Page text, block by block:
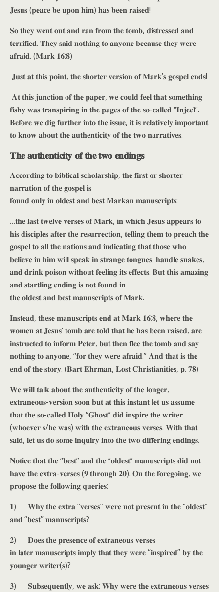
𝐉𝐞𝐬𝐮𝐬 (𝐩𝐞𝐚𝐜𝐞 𝐛𝐞 𝐮𝐩𝐨𝐧 𝐡𝐢𝐦) 𝐡𝐚𝐬 𝐛𝐞𝐞𝐧 𝐫𝐚𝐢𝐬𝐞𝐝!
𝐒𝐨 𝐭𝐡𝐞𝐲 𝐰𝐞𝐧𝐭 𝐨𝐮𝐭 𝐚𝐧𝐝 𝐫𝐚𝐧 𝐟𝐫𝐨𝐦 𝐭𝐡𝐞 𝐭𝐨𝐦𝐛, 𝐝𝐢𝐬𝐭𝐫𝐞𝐬𝐬𝐞𝐝 𝐚𝐧𝐝
𝐭𝐞𝐫𝐫𝐢𝐟𝐢𝐞𝐝. 𝐓𝐡𝐞𝐲 𝐬𝐚𝐢𝐝 𝐧𝐨𝐭𝐡𝐢𝐧𝐠 𝐭𝐨 𝐚𝐧𝐲𝐨𝐧𝐞 𝐛𝐞𝐜𝐚𝐮𝐬𝐞 𝐭𝐡𝐞𝐲 𝐰𝐞𝐫𝐞
𝐚𝐟𝐫𝐚𝐢𝐝. (𝐌𝐚𝐫𝐤 𝟏𝟔:𝟖)
𝐉𝐮𝐬𝐭 𝐚𝐭 𝐭𝐡𝐢𝐬 𝐩𝐨𝐢𝐧𝐭, 𝐭𝐡𝐞 𝐬𝐡𝐨𝐫𝐭𝐞𝐫 𝐯𝐞𝐫𝐬𝐢𝐨𝐧 𝐨𝐟 𝐌𝐚𝐫𝐤’𝐬 𝐠𝐨𝐬𝐩𝐞𝐥 𝐞𝐧𝐝𝐬!
𝐀𝐭 𝐭𝐡𝐢𝐬 𝐣𝐮𝐧𝐜𝐭𝐢𝐨𝐧 𝐨𝐟 𝐭𝐡𝐞 𝐩𝐚𝐩𝐞𝐫, 𝐰𝐞 𝐜𝐨𝐮𝐥𝐝 𝐟𝐞𝐞𝐥 𝐭𝐡𝐚𝐭 𝐬𝐨𝐦𝐞𝐭𝐡𝐢𝐧𝐠
𝐟𝐢𝐬𝐡𝐲 𝐰𝐚𝐬 𝐭𝐫𝐚𝐧𝐬𝐩𝐢𝐫𝐢𝐧𝐠 𝐢𝐧 𝐭𝐡𝐞 𝐩𝐚𝐠𝐞𝐬 𝐨𝐟 𝐭𝐡𝐞 𝐬𝐨-𝐜𝐚𝐥𝐥𝐞𝐝 “𝐈𝐧𝐣𝐞𝐞𝐥”.
𝐁𝐞𝐟𝐨𝐫𝐞 𝐰𝐞 𝐝𝐢𝐠 𝐟𝐮𝐫𝐭𝐡𝐞𝐫 𝐢𝐧𝐭𝐨 𝐭𝐡𝐞 𝐢𝐬𝐬𝐮𝐞, 𝐢𝐭 𝐢𝐬 𝐫𝐞𝐥𝐚𝐭𝐢𝐯𝐞𝐥𝐲 𝐢𝐦𝐩𝐨𝐫𝐭𝐚𝐧𝐭
𝐭𝐨 𝐤𝐧𝐨𝐰 𝐚𝐛𝐨𝐮𝐭 𝐭𝐡𝐞 𝐚𝐮𝐭𝐡𝐞𝐧𝐭𝐢𝐜𝐢𝐭𝐲 𝐨𝐟 𝐭𝐡𝐞 𝐭𝐰𝐨 𝐧𝐚𝐫𝐫𝐚𝐭𝐢𝐯𝐞𝐬.
𝐓𝐡𝐞 𝐚𝐮𝐭𝐡𝐞𝐧𝐭𝐢𝐜𝐢𝐭𝐲 𝐨𝐟 𝐭𝐡𝐞 𝐭𝐰𝐨 𝐞𝐧𝐝𝐢𝐧𝐠𝐬
𝐀𝐜𝐜𝐨𝐫𝐝𝐢𝐧𝐠 𝐭𝐨 𝐛𝐢𝐛𝐥𝐢𝐜𝐚𝐥 𝐬𝐜𝐡𝐨𝐥𝐚𝐫𝐬𝐡𝐢𝐩, 𝐭𝐡𝐞 𝐟𝐢𝐫𝐬𝐭 𝐨𝐫 𝐬𝐡𝐨𝐫𝐭𝐞𝐫
𝐧𝐚𝐫𝐫𝐚𝐭𝐢𝐨𝐧 𝐨𝐟 𝐭𝐡𝐞 𝐠𝐨𝐬𝐩𝐞𝐥 𝐢𝐬
𝐟𝐨𝐮𝐧𝐝 𝐨𝐧𝐥𝐲 𝐢𝐧 𝐨𝐥𝐝𝐞𝐬𝐭 𝐚𝐧𝐝 𝐛𝐞𝐬𝐭 𝐌𝐚𝐫𝐤𝐚𝐧 𝐦𝐚𝐧𝐮𝐬𝐜𝐫𝐢𝐩𝐭𝐬:
…𝐭𝐡𝐞 𝐥𝐚𝐬𝐭 𝐭𝐰𝐞𝐥𝐯𝐞 𝐯𝐞𝐫𝐬𝐞𝐬 𝐨𝐟 𝐌𝐚𝐫𝐤, 𝐢𝐧 𝐰𝐡𝐢𝐜𝐡 𝐉𝐞𝐬𝐮𝐬 𝐚𝐩𝐩𝐞𝐚𝐫𝐬 𝐭𝐨
𝐡𝐢𝐬 𝐝𝐢𝐬𝐜𝐢𝐩𝐥𝐞𝐬 𝐚𝐟𝐭𝐞𝐫 𝐭𝐡𝐞 𝐫𝐞𝐬𝐮𝐫𝐫𝐞𝐜𝐭𝐢𝐨𝐧, 𝐭𝐞𝐥𝐥𝐢𝐧𝐠 𝐭𝐡𝐞𝐦 𝐭𝐨 𝐩𝐫𝐞𝐚𝐜𝐡 𝐭𝐡𝐞
𝐠𝐨𝐬𝐩𝐞𝐥 𝐭𝐨 𝐚𝐥𝐥 𝐭𝐡𝐞 𝐧𝐚𝐭𝐢𝐨𝐧𝐬 𝐚𝐧𝐝 𝐢𝐧𝐝𝐢𝐜𝐚𝐭𝐢𝐧𝐠 𝐭𝐡𝐚𝐭 𝐭𝐡𝐨𝐬𝐞 𝐰𝐡𝐨
𝐛𝐞𝐥𝐢𝐞𝐯𝐞 𝐢𝐧 𝐡𝐢𝐦 𝐰𝐢𝐥𝐥 𝐬𝐩𝐞𝐚𝐤 𝐢𝐧 𝐬𝐭𝐫𝐚𝐧𝐠𝐞 𝐭𝐨𝐧𝐠𝐮𝐞𝐬, 𝐡𝐚𝐧𝐝𝐥𝐞 𝐬𝐧𝐚𝐤𝐞𝐬,
𝐚𝐧𝐝 𝐝𝐫𝐢𝐧𝐤 𝐩𝐨𝐢𝐬𝐨𝐧 𝐰𝐢𝐭𝐡𝐨𝐮𝐭 𝐟𝐞𝐞𝐥𝐢𝐧𝐠 𝐢𝐭𝐬 𝐞𝐟𝐟𝐞𝐜𝐭𝐬. 𝐁𝐮𝐭 𝐭𝐡𝐢𝐬 𝐚𝐦𝐚𝐳𝐢𝐧𝐠
𝐚𝐧𝐝 𝐬𝐭𝐚𝐫𝐭𝐥𝐢𝐧𝐠 𝐞𝐧𝐝𝐢𝐧𝐠 𝐢𝐬 𝐧𝐨𝐭 𝐟𝐨𝐮𝐧𝐝 𝐢𝐧
𝐭𝐡𝐞 𝐨𝐥𝐝𝐞𝐬𝐭 𝐚𝐧𝐝 𝐛𝐞𝐬𝐭 𝐦𝐚𝐧𝐮𝐬𝐜𝐫𝐢𝐩𝐭𝐬 𝐨𝐟 𝐌𝐚𝐫𝐤.
𝐈𝐧𝐬𝐭𝐞𝐚𝐝, 𝐭𝐡𝐞𝐬𝐞 𝐦𝐚𝐧𝐮𝐬𝐜𝐫𝐢𝐩𝐭𝐬 𝐞𝐧𝐝 𝐚𝐭 𝐌𝐚𝐫𝐤 𝟏𝟔:𝟖, 𝐰𝐡𝐞𝐫𝐞 𝐭𝐡𝐞
𝐰𝐨𝐦𝐞𝐧 𝐚𝐭 𝐉𝐞𝐬𝐮𝐬’ 𝐭𝐨𝐦𝐛 𝐚𝐫𝐞 𝐭𝐨𝐥𝐝 𝐭𝐡𝐚𝐭 𝐡𝐞 𝐡𝐚𝐬 𝐛𝐞𝐞𝐧 𝐫𝐚𝐢𝐬𝐞𝐝, 𝐚𝐫𝐞
𝐢𝐧𝐬𝐭𝐫𝐮𝐜𝐭𝐞𝐝 𝐭𝐨 𝐢𝐧𝐟𝐨𝐫𝐦 𝐏𝐞𝐭𝐞𝐫, 𝐛𝐮𝐭 𝐭𝐡𝐞𝐧 𝐟𝐥𝐞𝐞 𝐭𝐡𝐞 𝐭𝐨𝐦𝐛 𝐚𝐧𝐝 𝐬𝐚𝐲
𝐧𝐨𝐭𝐡𝐢𝐧𝐠 𝐭𝐨 𝐚𝐧𝐲𝐨𝐧𝐞, “𝐟𝐨𝐫 𝐭𝐡𝐞𝐲 𝐰𝐞𝐫𝐞 𝐚𝐟𝐫𝐚𝐢𝐝.” 𝐀𝐧𝐝 𝐭𝐡𝐚𝐭 𝐢𝐬 𝐭𝐡𝐞
𝐞𝐧𝐝 𝐨𝐟 𝐭𝐡𝐞 𝐬𝐭𝐨𝐫𝐲. (𝐁𝐚𝐫𝐭 𝐄𝐡𝐫𝐦𝐚𝐧, 𝐋𝐨𝐬𝐭 𝐂𝐡𝐫𝐢𝐬𝐭𝐢𝐚𝐧𝐢𝐭𝐢𝐞𝐬, 𝐩. 𝟕𝟖)
𝐖𝐞 𝐰𝐢𝐥𝐥 𝐭𝐚𝐥𝐤 𝐚𝐛𝐨𝐮𝐭 𝐭𝐡𝐞 𝐚𝐮𝐭𝐡𝐞𝐧𝐭𝐢𝐜𝐢𝐭𝐲 𝐨𝐟 𝐭𝐡𝐞 𝐥𝐨𝐧𝐠𝐞𝐫,
𝐞𝐱𝐭𝐫𝐚𝐧𝐞𝐨𝐮𝐬-𝐯𝐞𝐫𝐬𝐢𝐨𝐧 𝐬𝐨𝐨𝐧 𝐛𝐮𝐭 𝐚𝐭 𝐭𝐡𝐢𝐬 𝐢𝐧𝐬𝐭𝐚𝐧𝐭 𝐥𝐞𝐭 𝐮𝐬 𝐚𝐬𝐬𝐮𝐦𝐞
𝐭𝐡𝐚𝐭 𝐭𝐡𝐞 𝐬𝐨-𝐜𝐚𝐥𝐥𝐞𝐝 𝐇𝐨𝐥𝐲 “𝐆𝐡𝐨𝐬𝐭” 𝐝𝐢𝐝 𝐢𝐧𝐬𝐩𝐢𝐫𝐞 𝐭𝐡𝐞 𝐰𝐫𝐢𝐭𝐞𝐫
(𝐰𝐡𝐨𝐞𝐯𝐞𝐫 𝐬/𝐡𝐞 𝐰𝐚𝐬) 𝐰𝐢𝐭𝐡 𝐭𝐡𝐞 𝐞𝐱𝐭𝐫𝐚𝐧𝐞𝐨𝐮𝐬 𝐯𝐞𝐫𝐬𝐞𝐬. 𝐖𝐢𝐭𝐡 𝐭𝐡𝐚𝐭
𝐬𝐚𝐢𝐝, 𝐥𝐞𝐭 𝐮𝐬 𝐝𝐨 𝐬𝐨𝐦𝐞 𝐢𝐧𝐪𝐮𝐢𝐫𝐲 𝐢𝐧𝐭𝐨 𝐭𝐡𝐞 𝐭𝐰𝐨 𝐝𝐢𝐟𝐟𝐞𝐫𝐢𝐧𝐠 𝐞𝐧𝐝𝐢𝐧𝐠𝐬.
𝐍𝐨𝐭𝐢𝐜𝐞 𝐭𝐡𝐚𝐭 𝐭𝐡𝐞 “𝐛𝐞𝐬𝐭” 𝐚𝐧𝐝 𝐭𝐡𝐞 “𝐨𝐥𝐝𝐞𝐬𝐭” 𝐦𝐚𝐧𝐮𝐬𝐜𝐫𝐢𝐩𝐭𝐬 𝐝𝐢𝐝 𝐧𝐨𝐭
𝐡𝐚𝐯𝐞 𝐭𝐡𝐞 𝐞𝐱𝐭𝐫𝐚-𝐯𝐞𝐫𝐬𝐞𝐬 (𝟗 𝐭𝐡𝐫𝐨𝐮𝐠𝐡 𝟐𝟎). 𝐎𝐧 𝐭𝐡𝐞 𝐟𝐨𝐫𝐞𝐠𝐨𝐢𝐧𝐠, 𝐰𝐞
𝐩𝐫𝐨𝐩𝐨𝐬𝐞 𝐭𝐡𝐞 𝐟𝐨𝐥𝐥𝐨𝐰𝐢𝐧𝐠 𝐪𝐮𝐞𝐫𝐢𝐞𝐬:
𝟏) 𝐖𝐡𝐲 𝐭𝐡𝐞 𝐞𝐱𝐭𝐫𝐚 “𝐯𝐞𝐫𝐬𝐞𝐬” 𝐰𝐞𝐫𝐞 𝐧𝐨𝐭 𝐩𝐫𝐞𝐬𝐞𝐧𝐭 𝐢𝐧 𝐭𝐡𝐞 “𝐨𝐥𝐝𝐞𝐬𝐭”
𝐚𝐧𝐝 “𝐛𝐞𝐬𝐭” 𝐦𝐚𝐧𝐮𝐬𝐜𝐫𝐢𝐩𝐭𝐬?
𝟐) 𝐃𝐨𝐞𝐬 𝐭𝐡𝐞 𝐩𝐫𝐞𝐬𝐞𝐧𝐜𝐞 𝐨𝐟 𝐞𝐱𝐭𝐫𝐚𝐧𝐞𝐨𝐮𝐬 𝐯𝐞𝐫𝐬𝐞𝐬
𝐢𝐧 𝐥𝐚𝐭𝐞𝐫 𝐦𝐚𝐧𝐮𝐬𝐜𝐫𝐢𝐩𝐭𝐬 𝐢𝐦𝐩𝐥𝐲 𝐭𝐡𝐚𝐭 𝐭𝐡𝐞𝐲 𝐰𝐞𝐫𝐞 “𝐢𝐧𝐬𝐩𝐢𝐫𝐞𝐝” 𝐛𝐲 𝐭𝐡𝐞
𝐲𝐨𝐮𝐧𝐠𝐞𝐫 𝐰𝐫𝐢𝐭𝐞𝐫(𝐬)?
𝟑) 𝐒𝐮𝐛𝐬𝐞𝐪𝐮𝐞𝐧𝐭𝐥𝐲, 𝐰𝐞 𝐚𝐬𝐤: 𝐖𝐡𝐲 𝐰𝐞𝐫𝐞 𝐭𝐡𝐞 𝐞𝐱𝐭𝐫𝐚𝐧𝐞𝐨𝐮𝐬 𝐯𝐞𝐫𝐬𝐞𝐬